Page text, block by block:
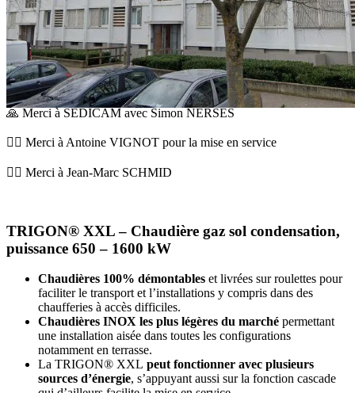
🙏 Merci à SEDICAM avec Simon NERSES
🦸‍♂️ Merci à Antoine VIGNOT pour la mise en service
🦸‍♂️ Merci à Jean-Marc SCHMID
TRIGON® XXL – Chaudière gaz sol condensation,
puissance 650 – 1600 kW
Chaudières 100% démontables et livrées sur roulettes pour
faciliter le transport et l’installations y compris dans des
chaufferies à accès difficiles.
Chaudières INOX les plus légères du marché permettant
une installation aisée dans toutes les configurations
notamment en terrasse.
La TRIGON® XXL peut fonctionner avec plusieurs
sources d’énergie, s’appuyant aussi sur la fonction cascade